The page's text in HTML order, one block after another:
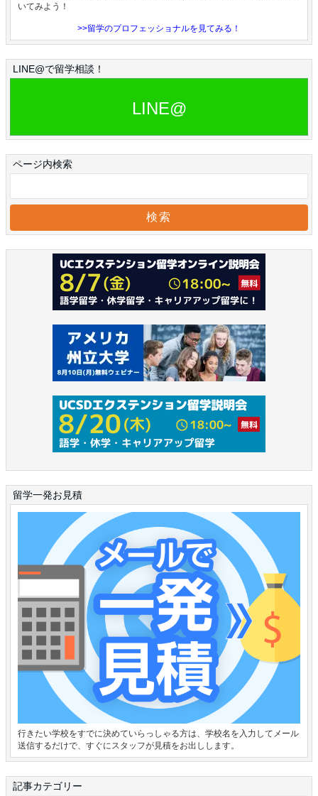
いてみよう！
>>留学のプロフェッショナルを見てみる！
LINE@で留学相談！
LINE@
ページ内検索
留学一発お見積
行きたい学校をすでに決めていらっしゃる方は、学校名を入力してメール
送信するだけで、すぐにスタッフが見積をお出しします。
記事カテゴリー